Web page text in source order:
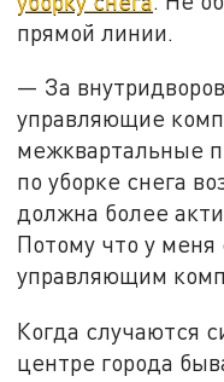
прямой линии.
— За
управляющие
межквартальные
по уборке снега
должна более
Потому что у меня
управляющим
Когда случаются
центре города